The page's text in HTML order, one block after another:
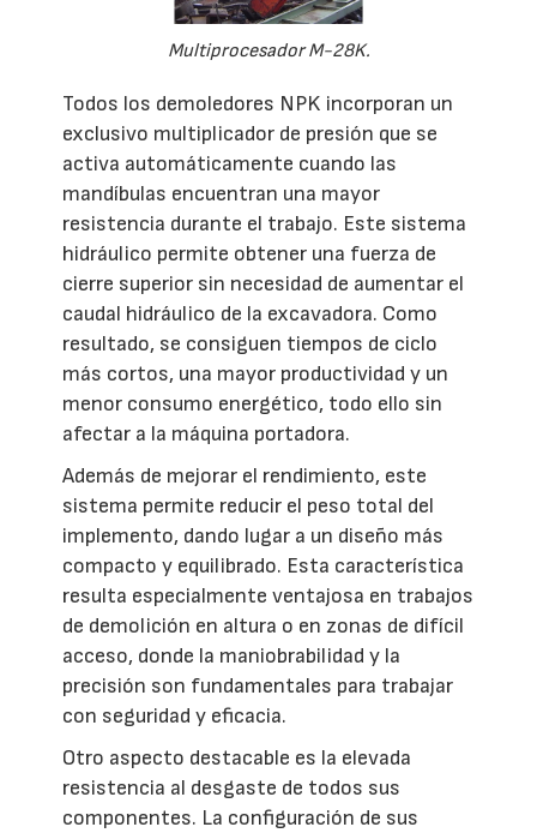
Multiprocesador M-28K.
Todos los demoledores NPK incorporan un
exclusivo multiplicador de presión que se
activa automáticamente cuando las
mandíbulas encuentran una mayor
resistencia durante el trabajo. Este sistema
hidráulico permite obtener una fuerza de
cierre superior sin necesidad de aumentar el
caudal hidráulico de la excavadora. Como
resultado, se consiguen tiempos de ciclo
más cortos, una mayor productividad y un
menor consumo energético, todo ello sin
afectar a la máquina portadora.
Además de mejorar el rendimiento, este
sistema permite reducir el peso total del
implemento, dando lugar a un diseño más
compacto y equilibrado. Esta característica
resulta especialmente ventajosa en trabajos
de demolición en altura o en zonas de difícil
acceso, donde la maniobrabilidad y la
precisión son fundamentales para trabajar
con seguridad y eficacia.
Otro aspecto destacable es la elevada
resistencia al desgaste de todos sus
componentes. La configuración de sus